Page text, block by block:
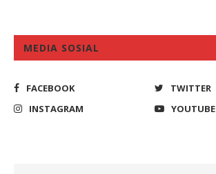
MEDIA SOSIAL
FACEBOOK
TWITTER
INSTAGRAM
YOUTUBE